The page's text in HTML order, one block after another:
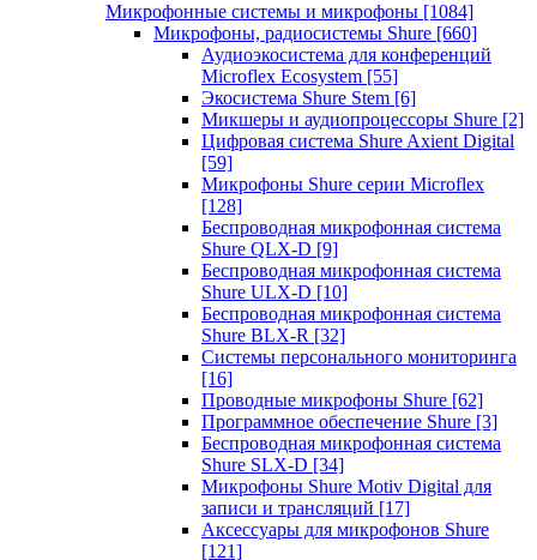
Микрофонные системы и микрофоны [1084]
Микрофоны, радиосистемы Shure [660]
Аудиоэкосистема для конференций
Microflex Ecosystem [55]
Экосистема Shure Stem [6]
Микшеры и аудиопроцессоры Shure [2]
Цифровая система Shure Axient Digital
[59]
Микрофоны Shure серии Microflex
[128]
Беспроводная микрофонная система
Shure QLX-D [9]
Беспроводная микрофонная система
Shure ULX-D [10]
Беспроводная микрофонная система
Shure BLX-R [32]
Системы персонального мониторинга
[16]
Проводные микрофоны Shure [62]
Программное обеспечение Shure [3]
Беспроводная микрофонная система
Shure SLX-D [34]
Микрофоны Shure Motiv Digital для
записи и трансляций [17]
Аксессуары для микрофонов Shure
[121]